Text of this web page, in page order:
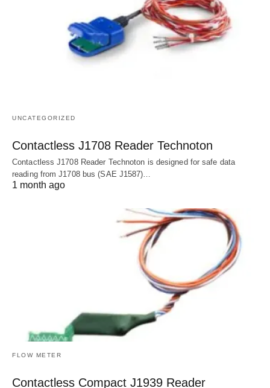
UNCATEGORIZED
Contactless J1708 Reader Technoton
Contactless J1708 Reader Technoton is designed for safe data
reading from J1708 bus (SAE J1587)…
1 month ago
FLOW METER
Contactless Compact J1939 Reader